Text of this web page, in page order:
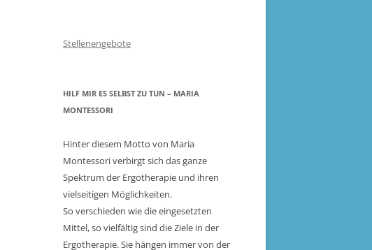
Stellenengebote
HILF MIR ES SELBST ZU TUN – MARIA
MONTESSORI
Hinter diesem Motto von Maria
Montessori verbirgt sich das ganze
Spektrum der Ergotherapie und ihren
vielseitigen Möglichkeiten.
So verschieden wie die eingesetzten
Mittel, so vielfältig sind die Ziele in der
Ergotherapie. Sie hängen immer von der